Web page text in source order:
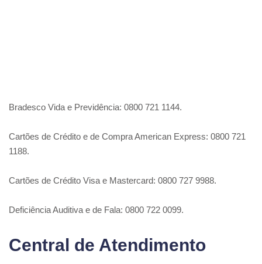
Bradesco Vida e Previdência: 0800 721 1144.
Cartões de Crédito e de Compra American Express: 0800 721
1188.
Cartões de Crédito Visa e Mastercard: 0800 727 9988.
Deficiência Auditiva e de Fala: 0800 722 0099.
Central de Atendimento